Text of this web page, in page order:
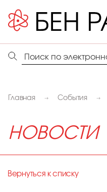
Главная События
НОВОСТИ
Вернуться к списку